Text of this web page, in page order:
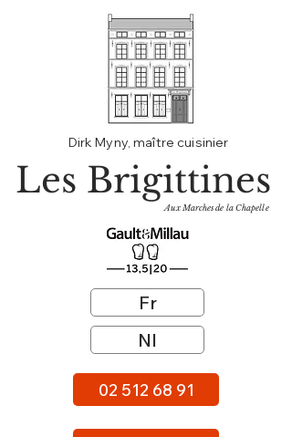
Dirk Myny, maître cuisinier
Les Brigittines
Aux Marches de la Chapelle
02 512 68 91
Fr
Nl